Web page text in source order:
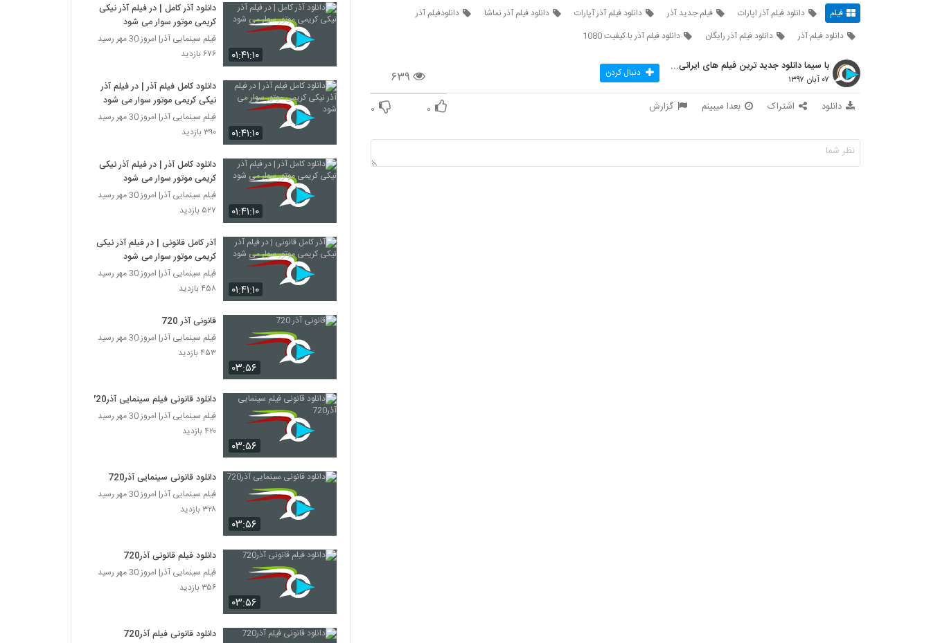
فیلم دانلود فیلم آذر اپارات فیلم جدید آذر دانلود فیلم آذر آپارات دانلود فیلم آذر نماشا
دانلودفیلم آذر
دانلود فيلم آذر
دانلود فيلم آذر رايگان دانلود فيلم آذر با کيفيت 1080
۶۳۹
با سیما دانلود جدید ترین فیلم های ایرانی را در لحظ
۰۷ آبان ۱۳۹۷ دنبال کردن
دانلود اشتراک بعدا میبینم گزارش ۰ ۰
۰۱:۴۱:۱۰
دانلود آذر کامل | در فیلم آذر نیکی
کریمی موتور سوار می شود
فیلم سینمایی آذر| امروز 30 مهر رسید
۶۷۶ بازدید
۰۱:۴۱:۱۰
دانلود کامل فیلم آذر | در فیلم آذر
نیکی کریمی موتور سوار می شود
فیلم سینمایی آذر| امروز 30 مهر رسید
۳۹۰ بازدید
۰۱:۴۱:۱۰
دانلود کامل آذر | در فیلم آذر نیکی
کریمی موتور سوار می شود
فیلم سینمایی آذر| امروز 30 مهر رسید
۵۲۷ بازدید
۰۱:۴۱:۱۰
آذر کامل قانونی | در فیلم آذر نیکی
کریمی موتور سوار می شود
فیلم سینمایی آذر| امروز 30 مهر رسید
۴۵۸ بازدید
۰۳:۵۶
قانونی آذر 720
فیلم سینمایی آذر| امروز 30 مهر رسید
۴۵۳ بازدید
۰۳:۵۶
دانلود قانونی فیلم سینمایی آذر720
فیلم سینمایی آذر| امروز 30 مهر رسید
۴۲۰ بازدید
۰۳:۵۶
دانلود قانونی سینمایی آذر720
فیلم سینمایی آذر| امروز 30 مهر رسید
۳۲۸ بازدید
۰۳:۵۶
دانلود فیلم قانونی آذر720
فیلم سینمایی آذر| امروز 30 مهر رسید
۳۵۶ بازدید
دانلود قانونی فیلم آذر720